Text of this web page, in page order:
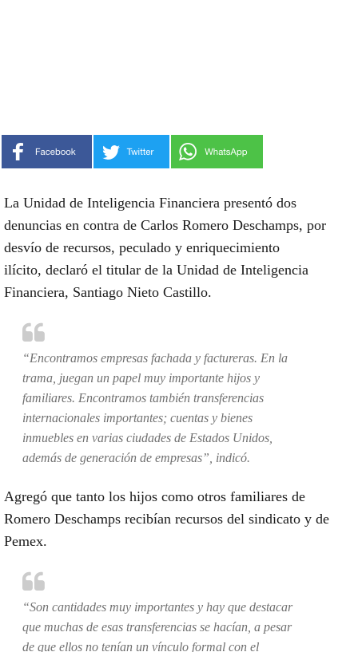
La Unidad de Inteligencia Financiera presentó dos
denuncias en contra de Carlos Romero Deschamps, por
desvío de recursos, peculado y enriquecimiento
ilícito, declaró el titular de la Unidad de Inteligencia
Financiera, Santiago Nieto Castillo.
“Encontramos empresas fachada y factureras. En la
trama, juegan un papel muy importante hijos y
familiares. Encontramos también transferencias
internacionales importantes; cuentas y bienes
inmuebles en varias ciudades de Estados Unidos,
además de generación de empresas”, indicó.
Agregó que tanto los hijos como otros familiares de
Romero Deschamps recibían recursos del sindicato y de
Pemex.
“Son cantidades muy importantes y hay que destacar
que muchas de esas transferencias se hacían, a pesar
de que ellos no tenían un vínculo formal con el